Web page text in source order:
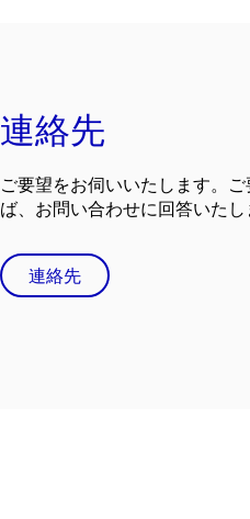
連絡先
ご要望をお伺いいたします。
ば、お問い合わせに回答いたし
連絡先